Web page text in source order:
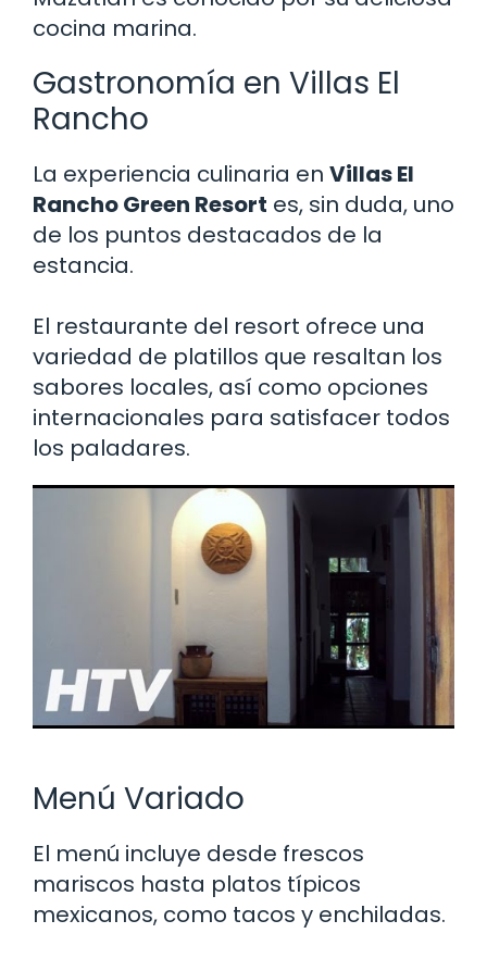
cocina marina.
Gastronomía en Villas El
Rancho
La experiencia culinaria en Villas El
Rancho Green Resort es, sin duda, uno
de los puntos destacados de la
estancia.
El restaurante del resort ofrece una
variedad de platillos que resaltan los
sabores locales, así como opciones
internacionales para satisfacer todos
los paladares.
Menú Variado
El menú incluye desde frescos
mariscos hasta platos típicos
mexicanos, como tacos y enchiladas.